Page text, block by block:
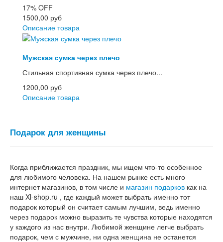
17% OFF
1500,00 руб
Описание товара
Мужская сумка через плечо
Стильная спортивная сумка через плечо...
1200,00 руб
Описание товара
Подарок для женщины
Когда приближается праздник, мы ищем что-то особенное
для любимого человека. На нашем рынке есть много
интернет магазинов, в том числе и магазин подарков как на
наш Xl-shop.ru , где каждый может выбрать именно тот
подарок который он считает самым лучшим, ведь именно
через подарок можно выразить те чувства которые находятся
у каждого из нас внутри. Любимой женщине легче выбрать
подарок, чем с мужчине, ни одна женщина не останется